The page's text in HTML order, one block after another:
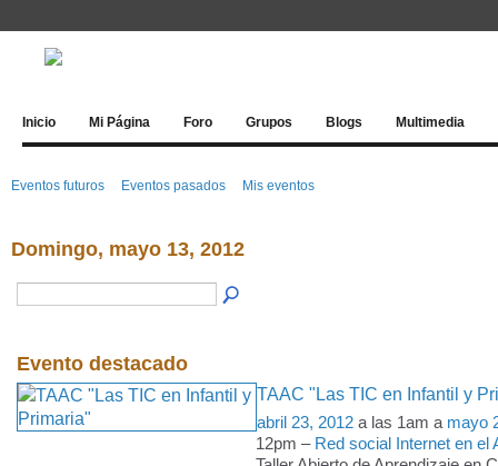
Inicio Mi Página Foro Grupos Blogs Multimedia
Eventos futuros Eventos pasados Mis eventos
Domingo, mayo 13, 2012
Evento destacado
TAAC "Las TIC en Infantil y
abril 23, 2012 a las 1am a mayo
12pm – Red social Internet en el